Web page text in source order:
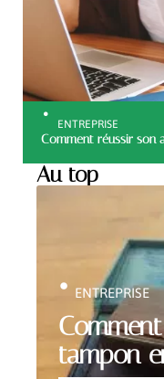
ENTREPRISE
Comment réussir son
Au top
tampon
ENTREPRISE